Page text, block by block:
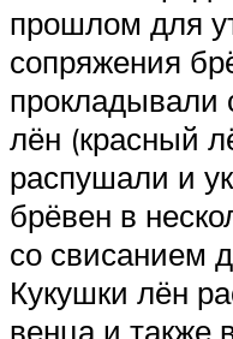
прошлом для
сопряжения
прокладывали
лён (красный
распушали и
брёвен в
со свисанием
Кукушки лён
венца и также